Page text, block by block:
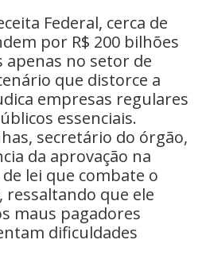
Federal, cerca de
por R$ 200 bilhões
apenas no setor de
que distorce a
empresas regulares
essenciais.
secretário do órgão,
da aprovação na
lei que combate o
que ele
maus pagadores
dificuldades